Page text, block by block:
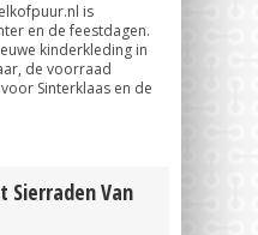
is
en de feestdagen.
kinderkleding in
de voorraad
Sinterklaas en de
Sierraden Van